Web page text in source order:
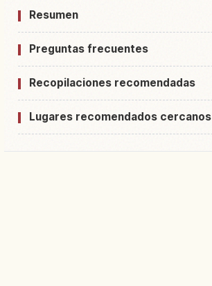
Resumen
Preguntas frecuentes
Recopilaciones recomendadas
Lugares recomendados cercanos